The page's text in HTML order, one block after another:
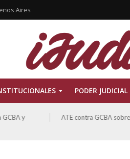
Aires
PODER JUDICIAL
ATE contra GCBA sobre